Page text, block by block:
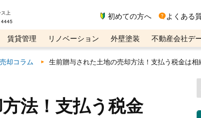
上
初めての方へ よくある
賃貸管理 リノベーション 外壁塗装
不動産会社デ
ンマガジンBiz
却コラム 生前贈与された土地の売却方法！支払う税金は相
法！支払う税金